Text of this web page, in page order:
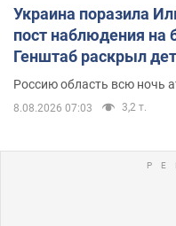
Украина поразила
пост наблюдения на
Генштаб раскрыл
Россию область всю ночь
8.08.2026 07:03 3,2 т.